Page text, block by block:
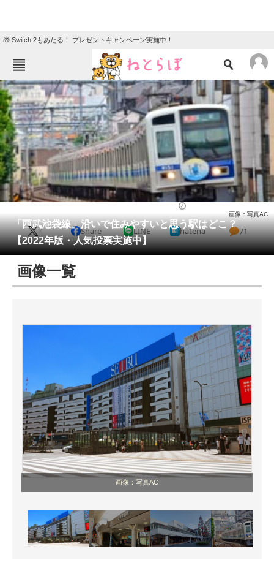
🎁 Switch 2もあたる！ プレゼントキャンペーン実施中！
ねとらぼメニュー
TOP ニュース
エンタメ クイズ
グルメ 地域
住まい 教育・育児
動物 リサーチ
会員記事
メディア
注目記事を集めた総合ページ
スマホと通信の最新トレンド
好きが集まる 比べて選べる
ビジネスと働き方のヒント
AI活用のいまが分かる
企業ITのトレンドを詳説
経営リーダーのコミュニティ
マーケ×ITの今がよく分かる
ITエンジニア向け専門サイト
「西武池袋線」沿いで住みやすいと思う駅はどこ？
【2022年版・人気投票実施中】
画像：写真AC
X Share LINE hatena 71
画像一覧
画像：写真AC